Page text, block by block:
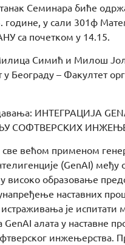
Семинара биће
године, у сали 301ф
са почетком у 14.15.
Симић и Милош
у Београду – Факултет
ИНТЕГРАЦИЈА
СОФТВЕРСКИХ
све већом применом
(GenAI) међу
у високо образовање
наставних
је испитати
алата у наставне
инжењерства.